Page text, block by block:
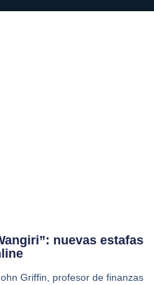
nuevas estafas
Griffin, profesor de finanzas